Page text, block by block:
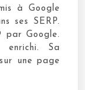
à Google
ses SERP.
par Google.
Sa
une page